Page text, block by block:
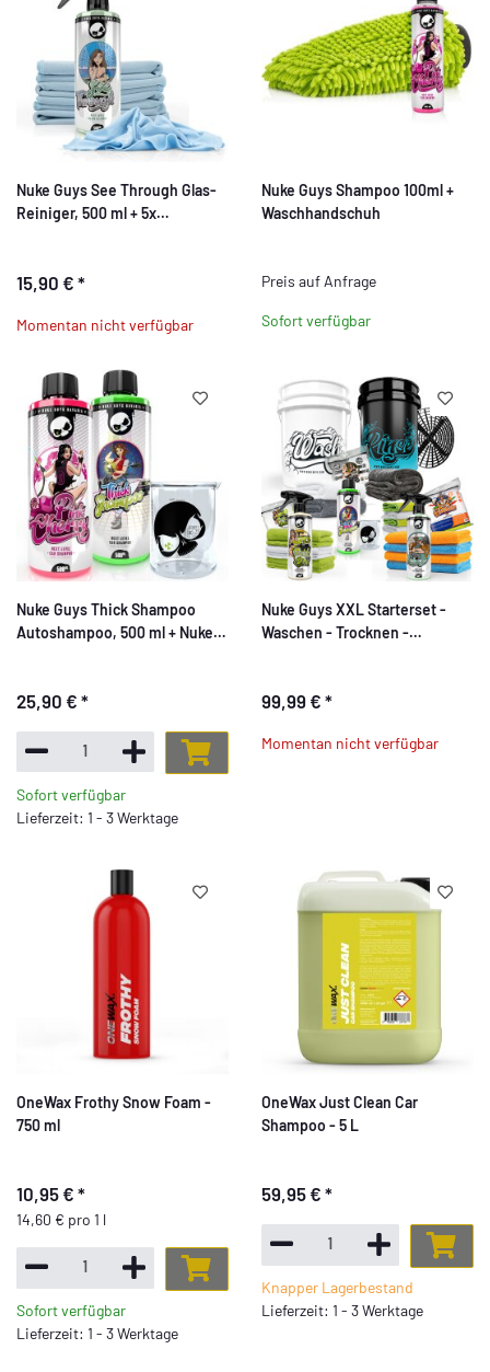
Nuke Guys See Through Glas-
Reiniger, 500 ml + 5x
15,90 € *
Momentan nicht verfügbar
Nuke Guys Shampoo 100ml +
Waschhandschuh
Preis auf Anfrage
Sofort verfügbar
Nuke Guys Thick Shampoo
Autoshampoo, 500 ml + Nuke
Guys Messbecher
25,90 € *
Sofort verfügbar
Lieferzeit: 1 - 3 Werktage
Nuke Guys XXL Starterset -
Waschen - Trocknen -
99,99 € *
Momentan nicht verfügbar
OneWax Frothy Snow Foam -
750 ml
10,95 € *
14,60 € pro 1 l
Sofort verfügbar
Lieferzeit: 1 - 3 Werktage
OneWax Just Clean Car
Shampoo - 5 L
59,95 € *
Knapper Lagerbestand
Lieferzeit: 1 - 3 Werktage